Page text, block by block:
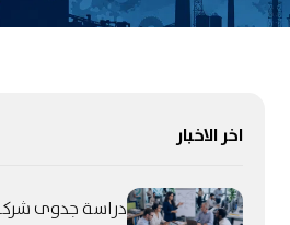
اخر الاخبار
دراسة جدوى